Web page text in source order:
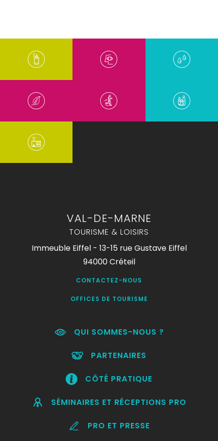
VAL-DE-MARNE
TOURISME & LOISIRS
Immeuble Eiffel - 13-15 rue Gustave Eiffel
94000 Créteil
CONTACTEZ-NOUS
OFFICES DE TOURISME
QUI SOMMES-NOUS ?
PARTENAIRES
CÔTÉ PRATIQUE
SÉMINAIRES ET RÉCEPTIONS PRO
PRO ET PRESSE